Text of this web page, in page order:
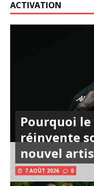
ACTIVATION
Pourquoi le
réinvente
nouvel
7 AOÛT 2026 0